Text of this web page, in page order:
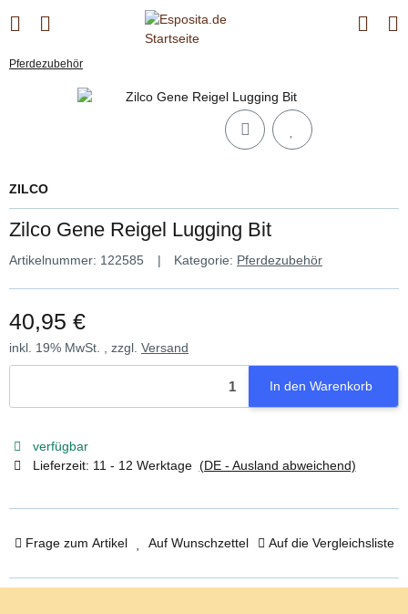
Pferdezubehör
ZILCO
Zilco Gene Reigel Lugging Bit
Artikelnummer: 122585 Kategorie: Pferdezubehör
40,95 €
inkl. 19% MwSt. , zzgl. Versand
In den Warenkorb
verfügbar
Lieferzeit: 11 - 12 Werktage (DE - Ausland abweichend)
Frage zum Artikel Auf Wunschzettel Auf die Vergleichsliste